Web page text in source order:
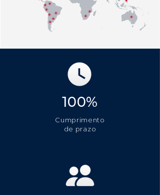
100%
Cumprimento
de prazo